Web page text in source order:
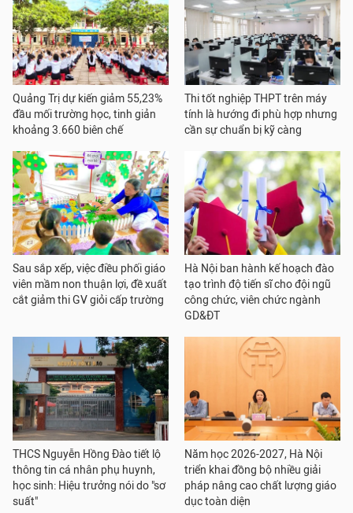
Quảng Trị dự kiến giảm 55,23%
đầu mối trường học, tinh giản
khoảng 3.660 biên chế
Thi tốt nghiệp THPT trên máy
tính là hướng đi phù hợp nhưng
cần sự chuẩn bị kỹ càng
Sau sắp xếp, việc điều phối giáo
viên mầm non thuận lợi, đề xuất
cắt giảm thi GV giỏi cấp trường
Hà Nội ban hành kế hoạch đào
tạo trình độ tiến sĩ cho đội ngũ
công chức, viên chức ngành
GD&ĐT
THCS Nguyễn Hồng Đào tiết lộ
thông tin cá nhân phụ huynh,
học sinh: Hiệu trưởng nói do "sơ
suất"
Năm học 2026-2027, Hà Nội
triển khai đồng bộ nhiều giải
pháp nâng cao chất lượng giáo
dục toàn diện